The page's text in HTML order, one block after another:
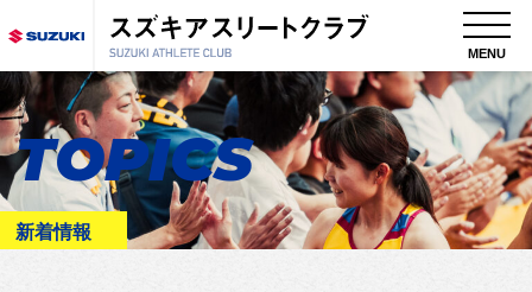
MENU
TOPICS
新着情報